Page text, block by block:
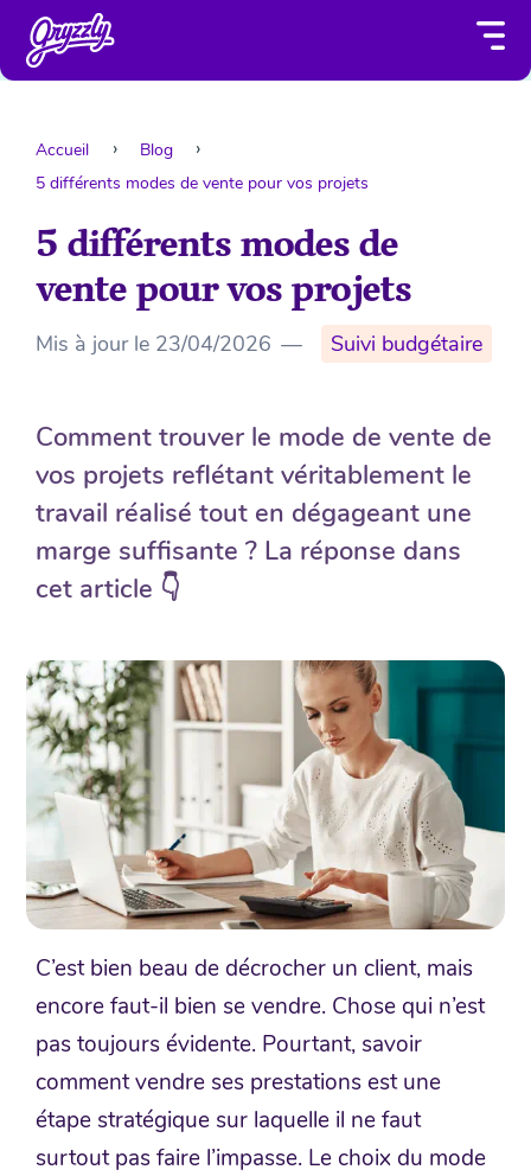
Accueil
Blog
5 différents modes de vente pour vos projets
5 différents modes de
vente pour vos projets
Mis à jour le 23/04/2026 — Suivi budgétaire
Comment trouver le mode de vente de
vos projets reflétant véritablement le
travail réalisé tout en dégageant une
marge suffisante ? La réponse dans
cet article 👇
C’est bien beau de décrocher un client, mais
encore faut-il bien se vendre. Chose qui n’est
pas toujours évidente. Pourtant, savoir
comment vendre ses prestations est une
étape stratégique sur laquelle il ne faut
surtout pas faire l’impasse. Le choix du mode